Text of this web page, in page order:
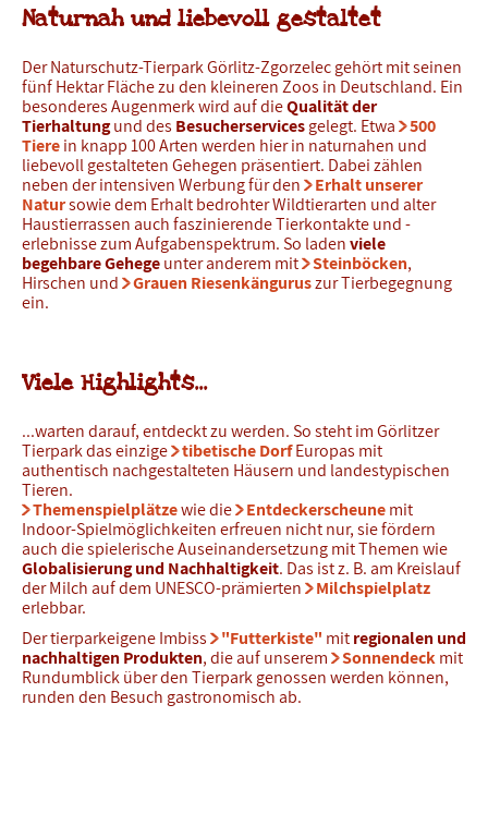
Naturnah und liebevoll gestaltet
Der Naturschutz-Tierpark Görlitz-Zgorzelec gehört mit seinen
fünf Hektar Fläche zu den kleineren Zoos in Deutschland. Ein
besonderes Augenmerk wird auf dieQualität der
Tierhaltungund des Besucherservicesgelegt. Etwa
500
Tierein knapp 100 Arten werden hier in naturnahen und
liebevoll gestalteten Gehegen präsentiert. Dabei zählen
neben der intensiven Werbung für den
Erhalt unserer
Natursowie dem Erhalt bedrohter Wildtierarten und alter
Haustierrassen auch faszinierende Tierkontakte und -
erlebnisse zum Aufgabenspektrum. So ladenviele
begehbare Gehegeunter anderem mit Steinböcken,
Hirschen und
Grauen Riesenkänguruszur Tierbegegnung
ein.
Viele Highlights...
...warten darauf, entdeckt zu werden. So steht im Görlitzer
Tierpark das einzige
tibetische DorfEuropas mit
authentisch nachgestalteten Häusern und landestypischen
Tieren.
Themenspielplätzewie die Entdeckerscheunemit
Indoor-Spielmöglichkeiten erfreuen nicht nur, sie fördern
auch die spielerische Auseinandersetzung mit Themen wie
Globalisierung und Nachhaltigkeit. Das ist z. B. am Kreislauf
der Milch auf dem UNESCO-prämierten
Milchspielplatz
erlebbar.
Der tierparkeigene Imbiss
"Futterkiste" mitregionalen und
nachhaltigen Produkten, die auf unserem Sonnendeckmit
Rundumblick über den Tierpark genossen werden können,
runden den Besuch gastronomisch ab.